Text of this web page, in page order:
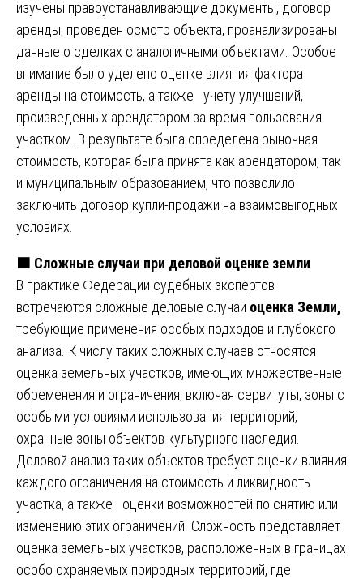
изучены правоустанавливающие документы, договор
аренды, проведен осмотр объекта, проанализированы
данные о сделках с аналогичными объектами. Особое
внимание было уделено оценке влияния фактора
аренды на стоимость, а также учету улучшений,
произведенных арендатором за время пользования
участком. В результате была определена рыночная
стоимость, которая была принята как арендатором, так
и муниципальным образованием, что позволило
заключить договор купли-продажи на взаимовыгодных
условиях.
🟧 Сложные случаи при деловой оценке земли
В практике Федерации судебных экспертов
встречаются сложные деловые случаи оценка Земли,
требующие применения особых подходов и глубокого
анализа. К числу таких сложных случаев относятся
оценка земельных участков, имеющих множественные
обременения и ограничения, включая сервитуты, зоны с
особыми условиями использования территорий,
охранные зоны объектов культурного наследия.
Деловой анализ таких объектов требует оценки влияния
каждого ограничения на стоимость и ликвидность
участка, а также оценки возможностей по снятию или
изменению этих ограничений. Сложность представляет
оценка земельных участков, расположенных в границах
особо охраняемых природных территорий, где